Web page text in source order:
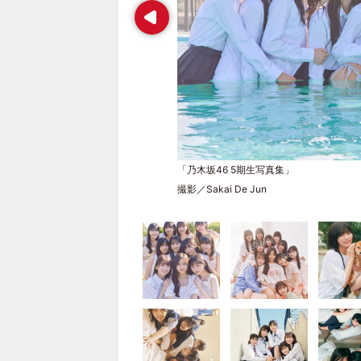
Prev
「乃木坂46 5期生写真集」
撮影／Sakai De Jun